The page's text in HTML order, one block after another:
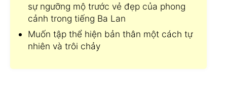
sự ngưỡng mộ trước vẻ đẹp của phong
cảnh trong tiếng Ba Lan
Muốn tập thể hiện bản thân một cách tự
nhiên và trôi chảy